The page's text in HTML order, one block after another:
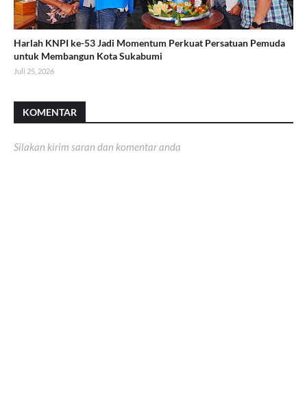
Harlah KNPI ke-53 Jadi Momentum Perkuat Persatuan Pemuda
untuk Membangun Kota Sukabumi
Juli 25, 2026
KOMENTAR
Silakan kirim saran dan komentar anda